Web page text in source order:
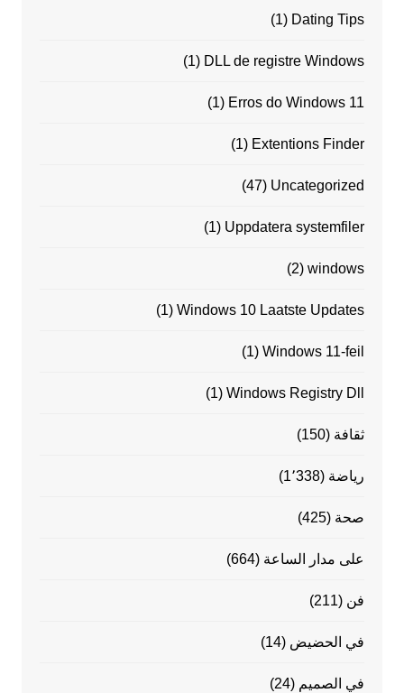
Dating Tips
(1)
DLL de registre Windows
(1)
Erros do Windows 11
(1)
Extentions Finder
(1)
Uncategorized
(47)
Uppdatera systemfiler
(1)
windows
(2)
Windows 10 Laatste Updates
(1)
Windows 11-feil
(1)
Windows Registry Dll
(1)
ثقافة (150)
رياضة (1٬338)
صحة (425)
على مدار الساعة (664)
فن (211)
في الحضيض (14)
في الصميم (24)